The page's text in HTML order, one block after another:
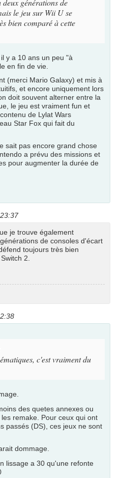
générations de
le jeu sur Wii U se
bien comparé à cette
y a 10 ans un peu "à
en fin de vie.
(merci Mario Galaxy) et mis à
et encore uniquement lors
doit souvent alterner entre la
le jeu est vraiment fun et
de Lylat Wars
Star Fox qui fait du
sait pas encore grand chose
a prévu des missions et
pour augmenter la durée de
je trouve également
de consoles d'écart
toujours très bien
2.
c'est vraiment du
des quetes annexes ou
remake. Pour ceux qui ont
passés (DS), ces jeux ne sont
dommage.
lissage a 30 qu'une refonte